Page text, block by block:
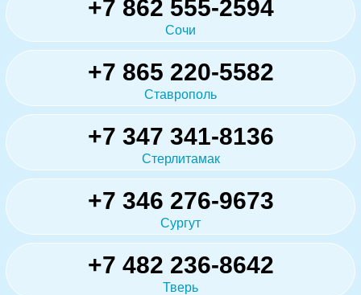
+7 862 555-2594
Сочи
+7 865 220-5582
Ставрополь
+7 347 341-8136
Стерлитамак
+7 346 276-9673
Сургут
+7 482 236-8642
Тверь